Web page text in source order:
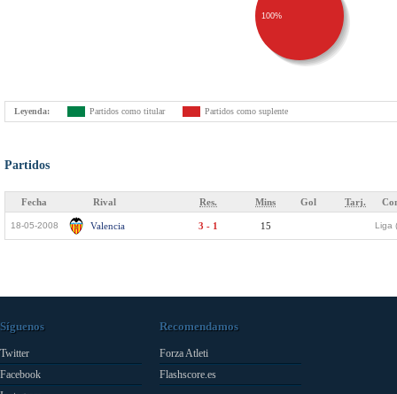
100%
Leyenda: Partidos como titular Partidos como suplente
Partidos
Fecha Rival Res. Mins Gol Tarj.
18-05-2008 Valencia 3 - 1 15 Liga
Síguenos
Twitter
Facebook
Recomendamos
Forza Atleti
Flashscore.es